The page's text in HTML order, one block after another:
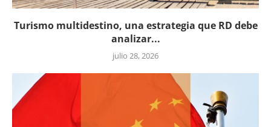
Turismo multidestino, una estrategia que RD debe
analizar...
julio 28, 2026